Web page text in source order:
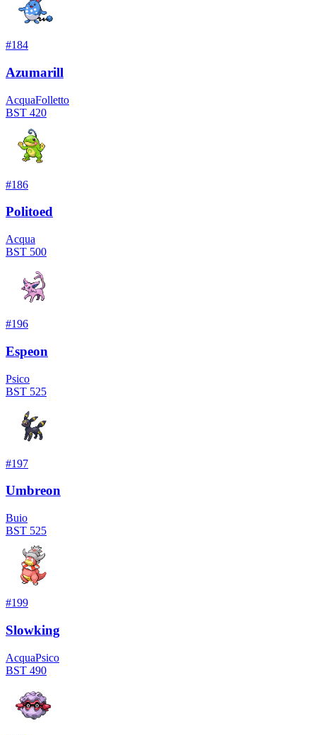
#184
Azumarill
AcquaFolletto
BST 420
#186
Politoed
Acqua
BST 500
#196
Espeon
Psico
BST 525
#197
Umbreon
Buio
BST 525
#199
Slowking
AcquaPsico
BST 490